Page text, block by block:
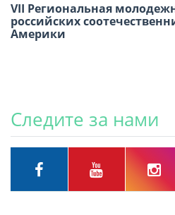
22 июня — День памяти и
памяти»
VII Региональная
российских
Америки
Следите за нами